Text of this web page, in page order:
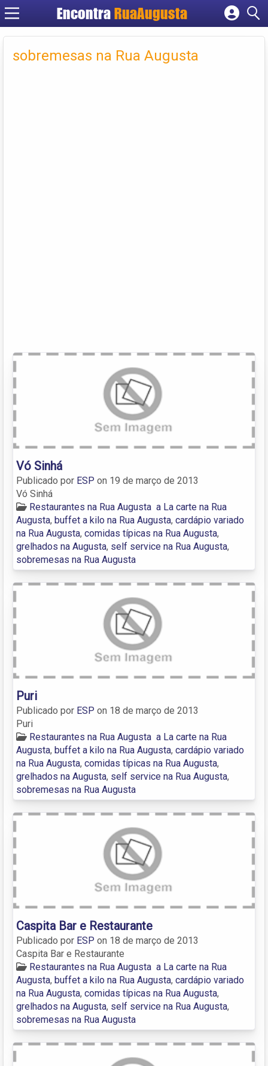
Encontra RuaAugusta
Cadastrar empresa
Criar conta
sobremesas na Rua Augusta
Vó Sinhá
Publicado por ESP on 19 de março de 2013
Vó Sinhá
Restaurantes na Rua Augusta a La carte na Rua
Augusta, buffet a kilo na Rua Augusta, cardápio variado
na Rua Augusta, comidas típicas na Rua Augusta,
grelhados na Augusta, self service na Rua Augusta,
sobremesas na Rua Augusta
Puri
Publicado por ESP on 18 de março de 2013
Puri
Restaurantes na Rua Augusta a La carte na Rua
Augusta, buffet a kilo na Rua Augusta, cardápio variado
na Rua Augusta, comidas típicas na Rua Augusta,
grelhados na Augusta, self service na Rua Augusta,
sobremesas na Rua Augusta
Caspita Bar e Restaurante
Publicado por ESP on 18 de março de 2013
Caspita Bar e Restaurante
Restaurantes na Rua Augusta a La carte na Rua
Augusta, buffet a kilo na Rua Augusta, cardápio variado
na Rua Augusta, comidas típicas na Rua Augusta,
grelhados na Augusta, self service na Rua Augusta,
sobremesas na Rua Augusta